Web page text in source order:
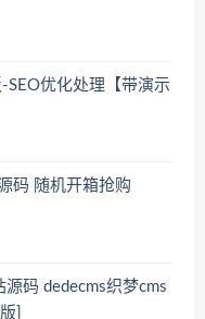
SEO优化处理【带演示
码 随机开箱抢购
码 dedecms织梦cms
]